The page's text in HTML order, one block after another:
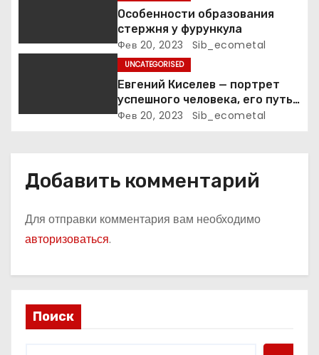
и
Особенности образования
стержня у фурункула
Фев 20, 2023 Sib_ecometal
UNCATEGORISED
Евгений Киселев — портрет
успешного человека, его путь
к славе и личное счастье
Фев 20, 2023 Sib_ecometal
Добавить комментарий
Для отправки комментария вам необходимо
авторизоваться.
Поиск